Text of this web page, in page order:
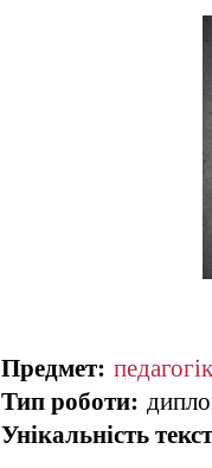
Предмет:
Тип роботи:
Унікальність